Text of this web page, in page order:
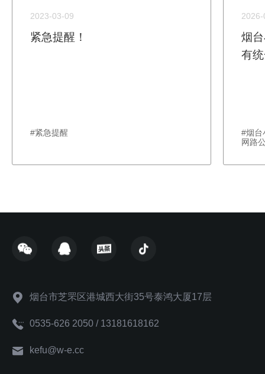
2023-03-09
紧急提醒！
#紧急提醒
烟
有
#烟
网路
烟台市芝罘区港城西大街35号泰鸿大厦17层
0535-626 2050 / 13181618162
kefu@w-e.cc